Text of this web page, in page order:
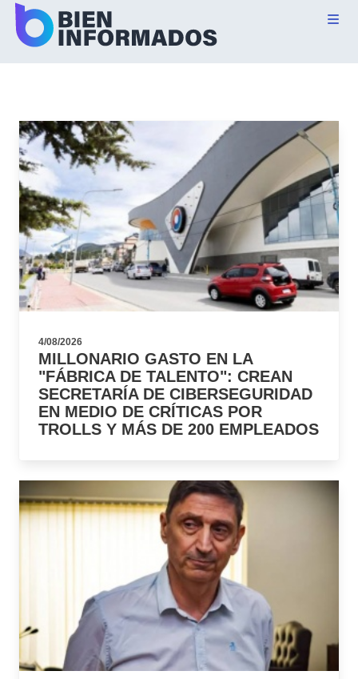
4/08/2026
MILLONARIO GASTO EN LA
"FÁBRICA DE TALENTO": CREAN
SECRETARÍA DE CIBERSEGURIDAD
EN MEDIO DE CRÍTICAS POR
TROLLS Y MÁS DE 200 EMPLEADOS